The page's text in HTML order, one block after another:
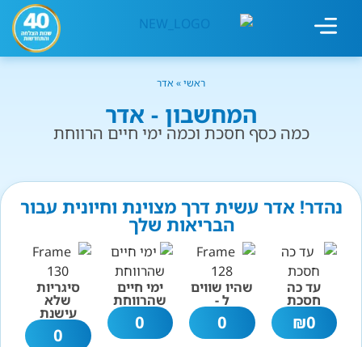
ראשי» אדר
המחשבון - אדר
כמה כסף חסכת וכמה ימי חיים הרווחת
נהדר! אדר עשית דרך מצוינת וחיונית עבור
הבריאות שלך
עד כה
חסכת
0
₪
שהיו שווים
ל -
0
ימי חיים
שהרווחת
0
סיגריות
שלא
עישנת
0